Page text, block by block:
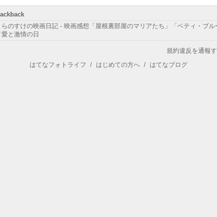
らのすけの映画日記 - 映画感想「屋根裏部屋のマリアたち」「ベティ・ブル
と激情の日
規約違反を通報
はてなフォトライフ / はじめての方へ / はてなブログ